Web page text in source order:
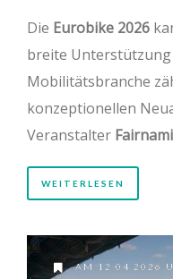
Die Eurobike 2026
breite
Mobilitätsbranche
konzeptionellen
Veranstalter
WEITERLESEN
AM 12.04.2026